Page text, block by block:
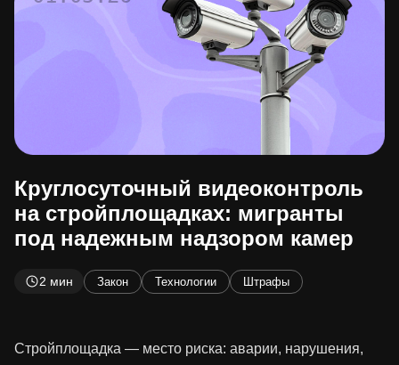
Круглосуточный видеоконтроль
на стройплощадках: мигранты
под надежным надзором камер
2 мин Закон Технологии Штрафы
Стройплощадка — место риска: аварии, нарушения,